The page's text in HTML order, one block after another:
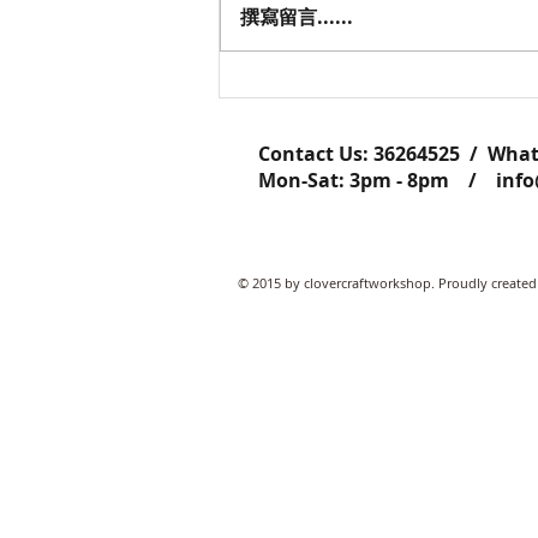
撰寫留言......
Contact Us: ​​​​​​​​​​​​​​​​​​​​36264525 /
Mon-Sat: 3pm - 8pm /
© 2015 by clovercraftworkshop. Proudly